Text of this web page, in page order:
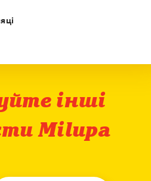
інші
Milupa